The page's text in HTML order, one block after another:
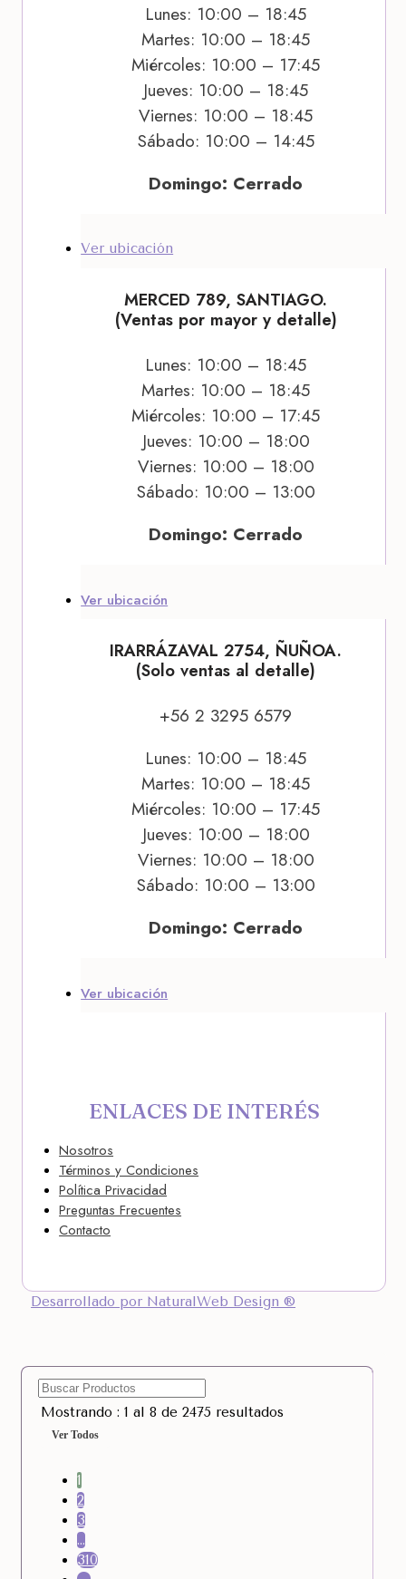
Lunes: 10:00 – 18:45
Martes: 10:00 – 18:45
Miércoles: 10:00 – 17:45
Jueves: 10:00 – 18:45
Viernes: 10:00 – 18:45
Sábado: 10:00 – 14:45
Domingo: Cerrado
Ver ubicación
MERCED 789, SANTIAGO.
(Ventas por mayor y detalle)
Lunes: 10:00 – 18:45
Martes: 10:00 – 18:45
Miércoles: 10:00 – 17:45
Jueves: 10:00 – 18:00
Viernes: 10:00 – 18:00
Sábado: 10:00 – 13:00
Domingo: Cerrado
Ver ubicación
IRARRÁZAVAL 2754, ÑUÑOA.
(Solo ventas al detalle)
+56 2 3295 6579
Lunes: 10:00 – 18:45
Martes: 10:00 – 18:45
Miércoles: 10:00 – 17:45
Jueves: 10:00 – 18:00
Viernes: 10:00 – 18:00
Sábado: 10:00 – 13:00
Domingo: Cerrado
Ver ubicación
ENLACES DE INTERÉS
Nosotros
Términos y Condiciones
Política Privacidad
Preguntas Frecuentes
Contacto
Desarrollado por NaturalWeb Design ®
Mostrando : 1 al 8 de 2475 resultados
Ver Todos
1
2
3
…
310